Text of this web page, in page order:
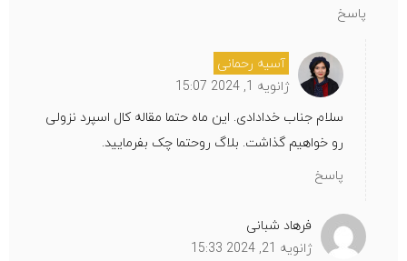
پاسخ
آسیه رحمانی
ژانویه 1, 2024 15:07
سلام جناب خدادادی. این ماه حتما مقاله کال اسپرد نزولی
رو خواهیم گذاشت. بلاگ روحتما چک بفرمایید.
پاسخ
فرهاد شبانی
ژانویه 21, 2024 15:33